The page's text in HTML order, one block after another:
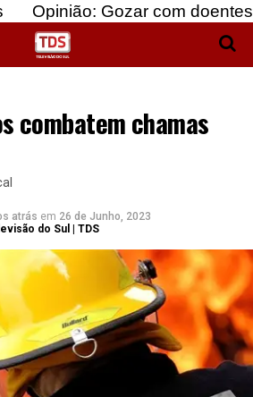
Gozar com doentes e bajular
combatem chamas
atrás em 26 de Junho, 2023
do Sul | TDS